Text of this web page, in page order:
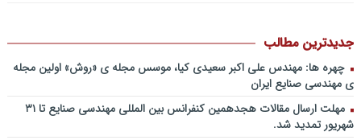
آینده پژوهی – برنامه خندوانه
سخنرانی دکتر دیواندری در خصوص آینده صنعت بانکداری / کنفرانس
ملی توسعه مدیریت پولی و بانکی
بهمن ماه ۹۲
جدیدترین مطالب
چهره ها: مهندس علی اکبر سعیدی کیا، موسس مجله ی «روش» اولین مجله
ی مهندسی صنایع ایران
مهلت ارسال مقالات هجدهمین کنفرانس بین المللی مهندسی صنایع تا ۳۱
شهریور تمدید شد.